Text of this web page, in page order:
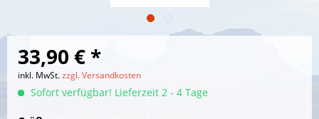
33,90 € *
inkl. MwSt.zzgl. Versandkosten
Sofort verfügbar! Lieferzeit 2 - 4 Tage